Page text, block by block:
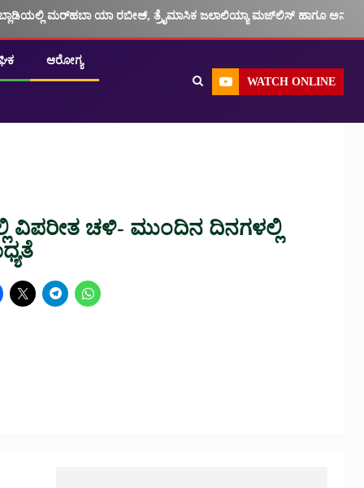
ಮರ್‌‌ಹಬಾ ಯಾ ರಬೀಅ್, ತ್ರೈಮಾಸಿಕ ಜಲಾಲಿಯ್ಯಾ ಮಜ್‌‌ಲಿಸ್‌‌ ಹಾಗೂ
ಆರೋಗ್ಯ
WATCH ONLINE
ಚಳಿ- ಮುಂದಿನ ದಿನಗಳಲ್ಲಿ